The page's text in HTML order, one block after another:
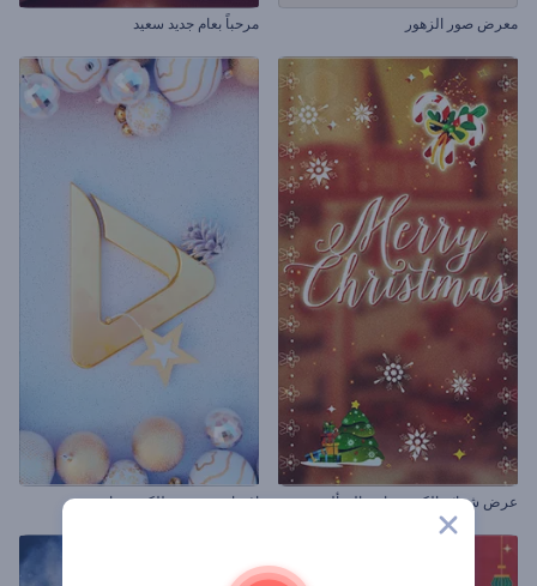
معرض صور الزهور مرحباً بعام جديد سعيد
عرض شرائح الكريسماس المتألق اففتاحية سعيدة للكريسماس